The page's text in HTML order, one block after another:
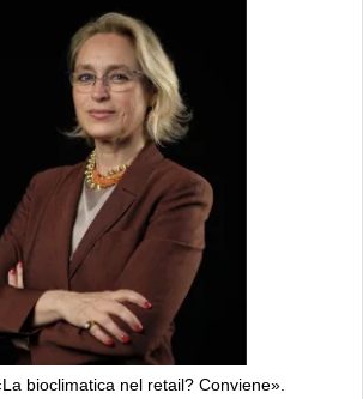
bioclimatica nel retail? Conviene».